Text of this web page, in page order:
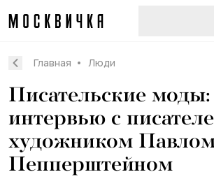
Главная Люди
Писательские моды:
интервью с
художником
Пепперштейном